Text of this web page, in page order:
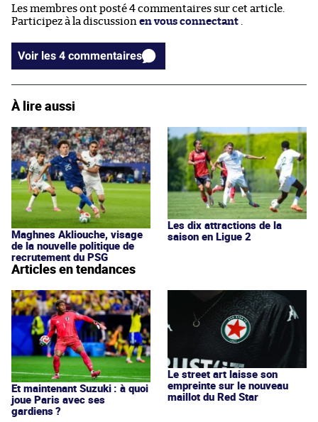
Les membres ont posté 4 commentaires sur cet article.
Participez à la discussion en vous connectant
Voir les 4 commentaires
À lire aussi
Maghnes Akliouche, visage
de la nouvelle politique de
recrutement du PSG
Les dix attractions de la
saison en Ligue 2
Articles en tendances
Et maintenant Suzuki : à quoi
joue Paris avec ses
gardiens ?
Le street art laisse son
empreinte sur le nouveau
maillot du Red Star